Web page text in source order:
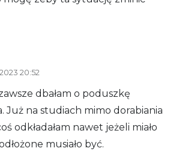
20:52
dbałam o poduszkę
Już na studiach mimo dorabiania
odkładałam nawet jeżeli miało
musiało być.